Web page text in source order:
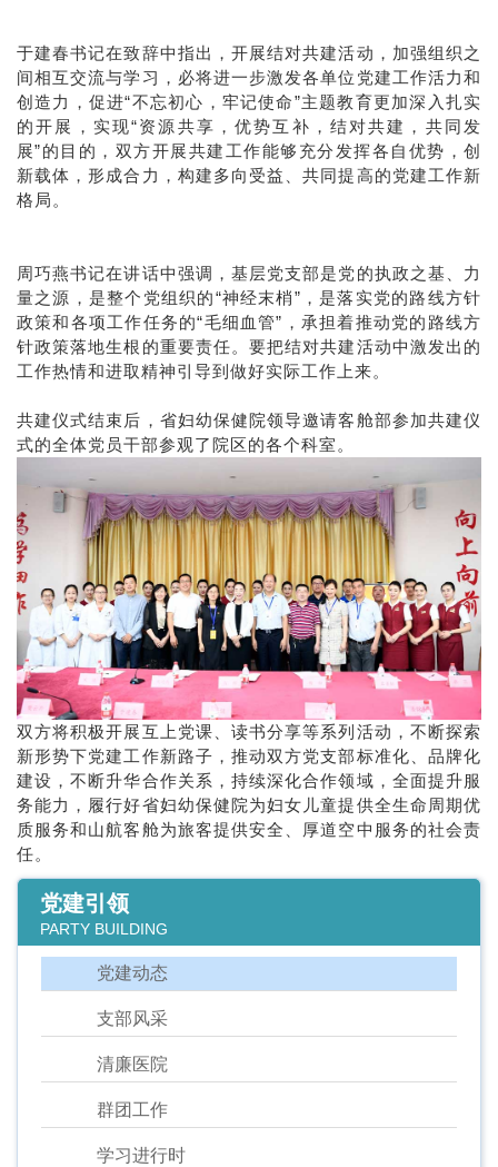
于建春书记在致辞中指出，开展结对共建活动，加强组织之
间相互交流与学习，必将进一步激发各单位党建工作活力和
创造力，促进“不忘初心，牢记使命”主题教育更加深入扎实
的开展，实现“资源共享，优势互补，结对共建，共同发
展”的目的，双方开展共建工作能够充分发挥各自优势，创
新载体，形成合力，构建多向受益、共同提高的党建工作新
格局。
周巧燕书记在讲话中强调，基层党支部是党的执政之基、力
量之源，是整个党组织的“神经末梢”，是落实党的路线方针
政策和各项工作任务的“毛细血管”，承担着推动党的路线方
针政策落地生根的重要责任。要把结对共建活动中激发出的
工作热情和进取精神引导到做好实际工作上来。
共建仪式结束后，省妇幼保健院领导邀请客舱部参加共建仪
式的全体党员干部参观了院区的各个科室。
双方将积极开展互上党课、读书分享等系列活动，不断探索
新形势下党建工作新路子，推动双方党支部标准化、品牌化
建设，不断升华合作关系，持续深化合作领域，全面提升服
务能力，履行好省妇幼保健院为妇女儿童提供全生命周期优
质服务和山航客舱为旅客提供安全、厚道空中服务的社会责
任。
党建引领
PARTY BUILDING
党建动态
支部风采
清廉医院
群团工作
学习进行时